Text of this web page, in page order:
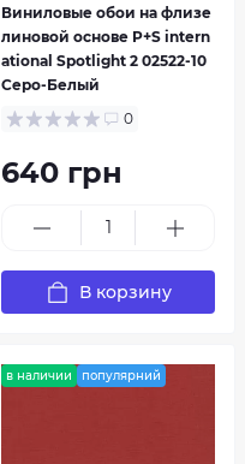
Виниловые обои на флизе
линовой основе P+S intern
ational Spotlight 2 02522-10
Серо-Белый
0
640 грн
В корзину
в наличии популярний